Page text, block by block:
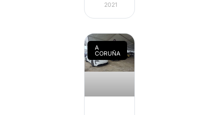
2021
A
CORUÑA